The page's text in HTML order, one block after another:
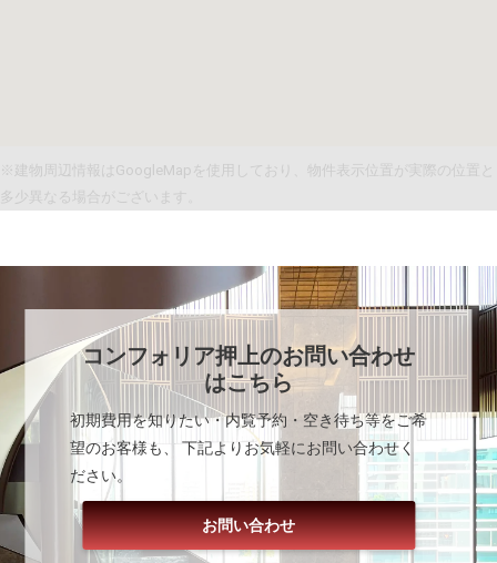
※建物周辺情報はGoogleMapを使用しており、物件表示位置が実際の位置と
多少異なる場合がございます。
コンフォリア押上のお問い合わせ
はこちら
初期費用を知りたい・内覧予約・空き待ち等をご希
望のお客様も、 下記よりお気軽にお問い合わせく
ださい。
お問い合わせ